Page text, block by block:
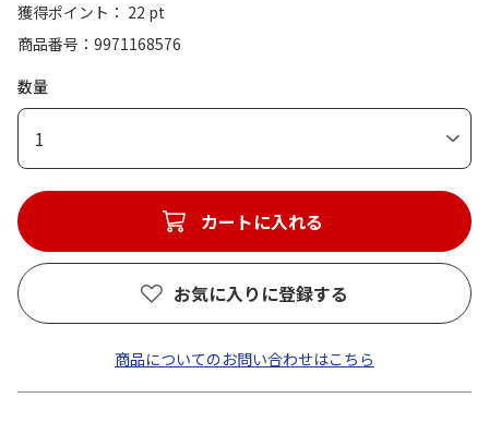
獲得ポイント： 22 pt
商品番号
9971168576
数量
1
カートに入れる
お気に入りに登録する
商品についてのお問い合わせはこちら